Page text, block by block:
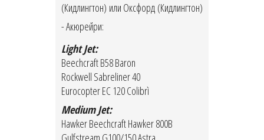
(Кидлингтон) или Оксфорд (Кидлингтон)
- Акюрейри:
Light Jet:
Beechcraft B58 Baron
Rockwell Sabreliner 40
Eurocopter EC 120 Colibrì
Medium Jet:
Hawker Beechcraft Hawker 800B